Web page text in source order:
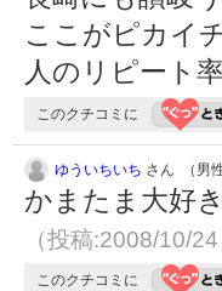
ここがピカイ
人のリピート
このクチコミに
ゆういちいち さん （男
かまたま大好
（投稿:2008/10/
このクチコミに